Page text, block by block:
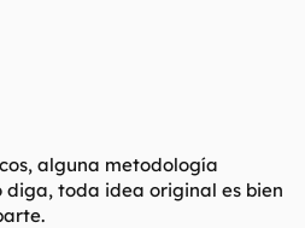
alguna metodología
diga, toda idea original es bien